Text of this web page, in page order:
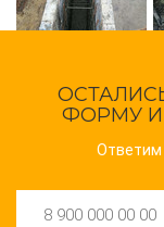
ФОРМУ
Ответим